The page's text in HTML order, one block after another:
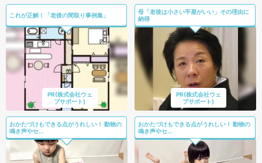
これが正解！「老後の間取り事例集」
PR(株式会社ウェ
ブサポート)
母「老後は小さい平屋がいい」その理由に
納得
PR(株式会社ウェ
ブサポート)
おかたづけもできる点がうれしい！ 動物の
鳴き声やセ...
おかたづけもできる点がうれしい！ 動物の
鳴き声やセ...